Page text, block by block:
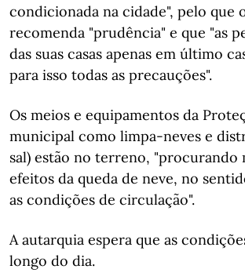
condicionada na cidade", pelo que
recomenda "prudência" e que "as
das suas casas apenas em último
para isso todas as precauções".
Os meios e equipamentos da
municipal como limpa-neves e
sal) estão no terreno, "procurando
efeitos da queda de neve, no
as condições de circulação".
A autarquia espera que as
longo do dia.